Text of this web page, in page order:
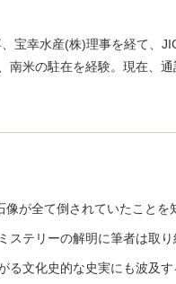
宝幸水産(株)理事を経て、
米の駐在を経験。現在、
が全て倒されていたことを
ステリーの解明に筆者は取り
文化史的な史実にも波及す